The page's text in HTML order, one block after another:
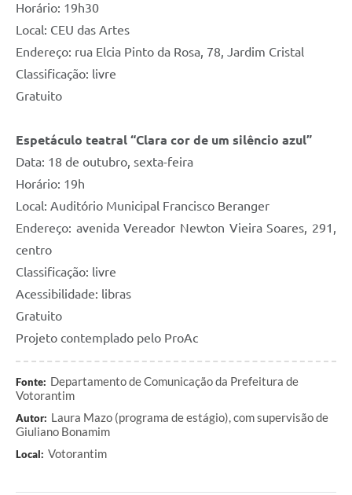
Horário: 19h30
Local: CEU das Artes
Endereço: rua Elcia Pinto da Rosa, 78, Jardim Cristal
Classificação: livre
Gratuito
Espetáculo teatral “Clara cor de um silêncio azul”
Data: 18 de outubro, sexta-feira
Horário: 19h
Local: Auditório Municipal Francisco Beranger
Endereço: avenida Vereador Newton Vieira Soares, 291,
centro
Classificação: livre
Acessibilidade: libras
Gratuito
Projeto contemplado pelo ProAc
Fonte: Departamento de Comunicação da Prefeitura de
Votorantim
Autor: Laura Mazo (programa de estágio), com supervisão de
Giuliano Bonamim
Local: Votorantim